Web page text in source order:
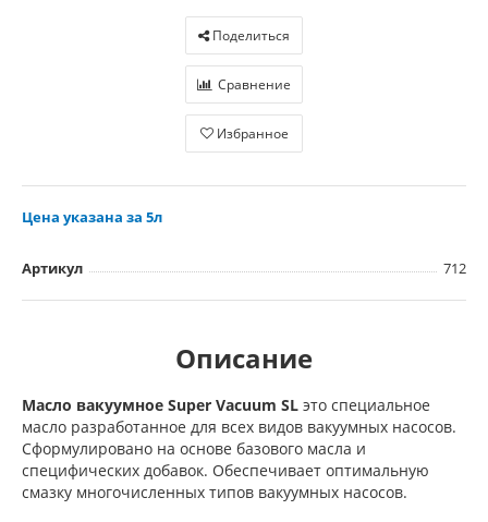
Поделиться
Сравнение
Избранное
Цена указана за 5л
Артикул 712
Описание
Масло вакуумное Super Vacuum SL это специальное
масло разработанное для всех видов вакуумных насосов.
Сформулировано на основе базового масла и
специфических добавок. Обеспечивает оптимальную
смазку многочисленных типов вакуумных насосов.